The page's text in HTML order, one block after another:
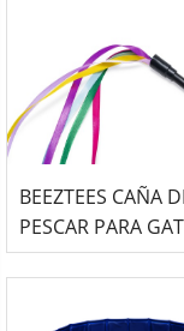
BEEZTEES CAÑA
PESCAR PARA
TUBO DE CINTAS
36UND